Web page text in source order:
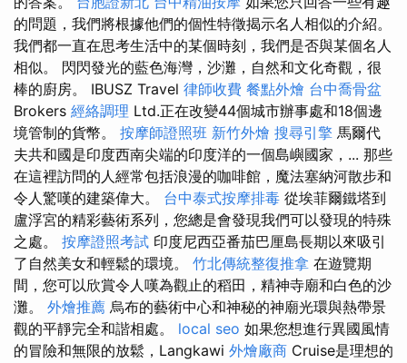
的問題，我們將根據他們的個性特徵揭示名人相似的介紹。
我們都一直在思考生活中的某個時刻，我們是否與某個名人
相似。 閃閃發光的藍色海灣，沙灘，自然和文化奇觀，很
棒的廚房。 IBUSZ Travel 律師收費 餐點外燴 台中喬骨盆
Brokers 經絡調理 Ltd.正在改變44個城市辦事處和18個邊
境管制的貨幣。 按摩師證照班 新竹外燴 搜尋引擎 馬爾代
夫共和國是印度西南尖端的印度洋的一個島嶼國家，... 那些
在這裡訪問的人經常包括浪漫的咖啡館，魔法塞納河散步和
令人驚嘆的建築偉大。 台中泰式按摩排毒 從埃菲爾鐵塔到
盧浮宮的精彩藝術系列，您總是會發現我們可以發現的特殊
之處。 按摩證照考試 印度尼西亞番茄巴厘島長期以來吸引
了自然美女和輕鬆的環境。 竹北傳統整復推拿 在遊覽期
間，您可以欣賞令人嘆為觀止的稻田，精神寺廟和白色的沙
灘。 外燴推薦 烏布的藝術中心和神秘的神廟光環與熱帶景
觀的平靜完全和諧相處。 local seo 如果您想進行異國風情
的冒險和無限的放鬆，Langkawi 外燴廠商 Cruise是理想的